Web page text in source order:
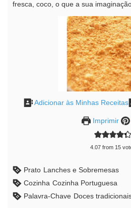
fresca, coco, o que a sua
Adicionar às Minhas Receitas
Imprimir
4.07from 15
Prato Lanches e Sobremesas
Cozinha Cozinha Portuguesa
Palavra-Chave Doces